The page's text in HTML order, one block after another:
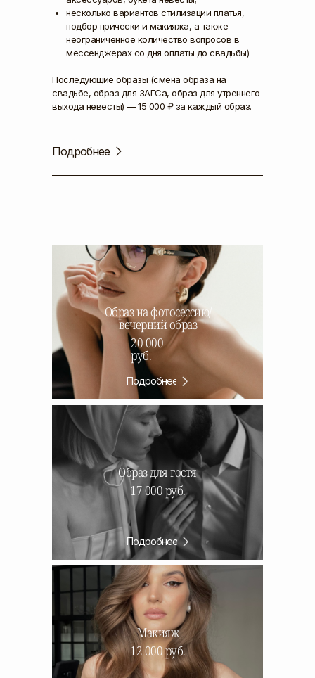
несколько вариантов стилизации платья,
подбор прически и макияжа, а также
неограниченное количество вопросов в
мессенджерах со дня оплаты до свадьбы)
Последующие образы (смена образа на
свадьбе, образ для ЗАГСа, образ для утреннего
выхода невесты) — 15 000 ₽ за каждый образ.
Подробнее
12 000 руб.
Макияж
Образ для гостя
17 000 руб.
Подробнее
Подробнее
Образ на фотосессию/
вечерний образ
20 000
руб.